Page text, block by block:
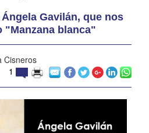
Gavilán, que nos
"Manzana blanca"
Cisneros
1